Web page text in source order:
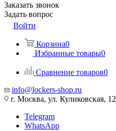
Заказать звонок
Задать вопрос
Войти
Корзина0
Избранные товары0
Сравнение товаров0
info@lockers-shop.ru
г. Москва, ул. Куликовская, 12
Telegram
WhatsApp